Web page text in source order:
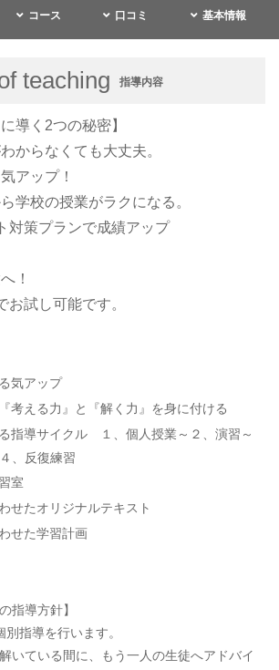
コース 口コミ 基本情報
teaching 指導内容
導く2つの秘密】
からなくても大丈夫。
アップ！
学校の授業がラクになる。
対策プランで成績アップ
！
お試し可能です。
気アップ
考える力』と『解く力』を身に付ける
指導サイクル １、個人授業～２、演習～
、反復練習
室
せたオリジナルテキスト
せた学習計画
指導方針】
指導を行います。
いている間に、もう一人の生徒へアドバイ